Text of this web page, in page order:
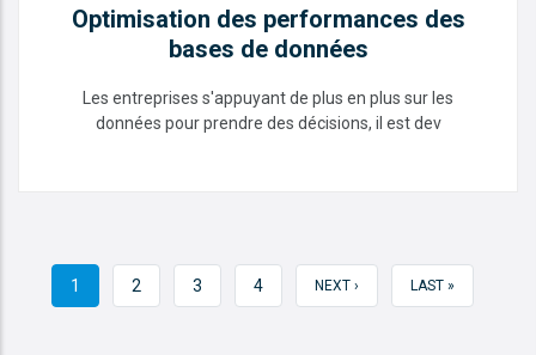
Optimisation des performances des
bases de données
Les entreprises s'appuyant de plus en plus sur les
données pour prendre des décisions, il est dev
PAGE
1 PAGE
2 PAGE
3 PAGE
4 PAGE
NEXT › DERNIÈRE
LAST »